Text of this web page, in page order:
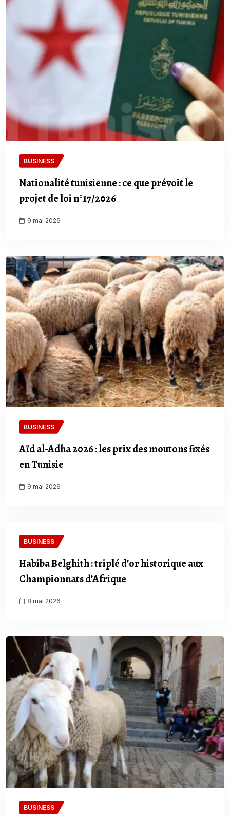
BUSINESS
Nationalité tunisienne : ce que prévoit le
projet de loi n°17/2026
9 mai 2026
BUSINESS
Aïd al-Adha 2026 : les prix des moutons fixés
en Tunisie
9 mai 2026
BUSINESS
Habiba Belghith : triplé d’or historique aux
Championnats d’Afrique
8 mai 2026
BUSINESS